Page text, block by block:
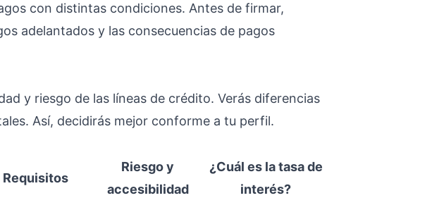
con distintas condiciones. Antes de firmar,
adelantados y las consecuencias de pagos
y riesgo de las líneas de crédito. Verás diferencias
Así, decidirás mejor conforme a tu perfil.
Requisitos
Riesgo y
accesibilidad
¿Cuál es la tasa de
interés?